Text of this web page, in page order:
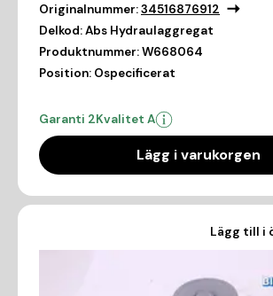
Originalnummer:34516876912
Delkod:Abs Hydraulaggregat
Produktnummer:W668064
Position: Ospecificerat
Garanti 2Kvalitet A
Lägg i varukorgen
Lägg till i